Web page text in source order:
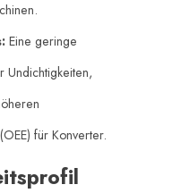
​ Eine geringe
Undichtigkeiten,
für Konverter.